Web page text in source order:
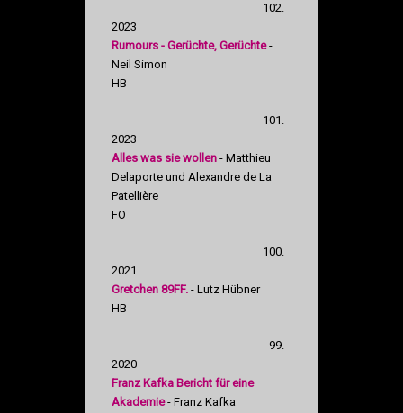
102.
2023
Rumours - Gerüchte, Gerüchte-
Neil Simon
HB
101.
2023
Alles was sie wollen - Matthieu
Delaporte und Alexandre de La
Patellière
FO
100.
2021
Gretchen 89FF. - Lutz Hübner
HB
99.
2020
Franz Kafka Bericht für eine
Akademie- Franz Kafka